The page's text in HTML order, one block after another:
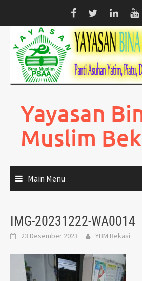
content
Yayasan
Muslim
Main Menu
IMG-20231222-WA0014
23 Desember 2023 YBM Bekasi